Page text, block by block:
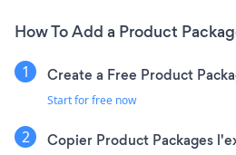
How To Add a Product
Create a Free Product
Start for free now
Copier Product Packages